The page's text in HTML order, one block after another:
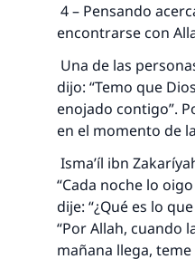
4 – Pensando
encontrarse con
Una de las
dijo: “Temo que
enojado contigo”.
en el momento de
Isma’íl ibn
“Cada noche lo
dije: “¿Qué es lo
“Por Allah, cuando
mañana llega,